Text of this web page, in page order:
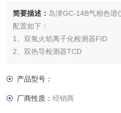
简要描述： 岛津GC-14B气相色谱
配置如下：
1、双氢火焰离子化检测器FID
2、双热导检测器TCD
4、配置中文版色谱工作站
售价：电议，保修三个月
产品型号：
厂商性质：经销商